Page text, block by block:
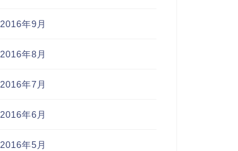
2016年9月
2016年8月
2016年7月
2016年6月
2016年5月